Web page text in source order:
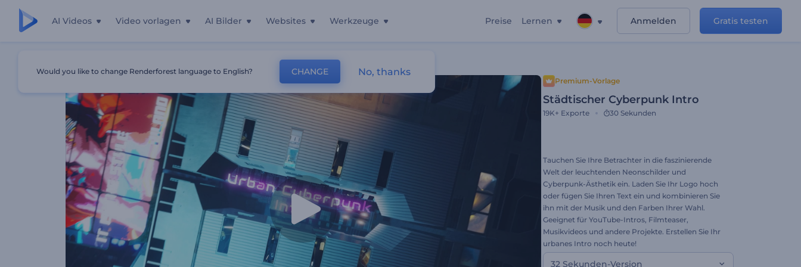
AI Videos Video vorlagen AI Bilder Websites Werkzeuge Preise Lernen Anmelden Gratis testen
Premium-Vorlage
Städtischer Cyberpunk Intro
19K+ Exporte 30 Sekunden
Tauchen Sie Ihre Betrachter in die faszinierende
Welt der leuchtenden Neonschilder und
Cyberpunk-Ästhetik ein. Laden Sie Ihr Logo hoch
oder fügen Sie Ihren Text ein und kombinieren Sie
ihn mit der Musik und den Farben Ihrer Wahl.
Geeignet für YouTube-Intros, Filmteaser,
Musikvideos und andere Projekte. Erstellen Sie Ihr
urbanes Intro noch heute!
32 Sekunden-Version
Would you like to change Renderforest language to English? CHANGE No, thanks